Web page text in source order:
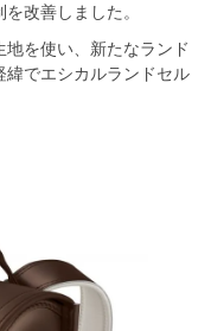
改善しました。
を使い、新たなランド
緯でエシカルランドセル